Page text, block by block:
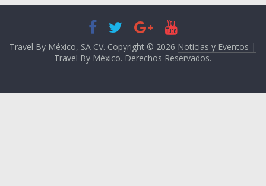
Travel By México, SA CV. Copyright © 2026 Noticias y Eventos |
Travel By México. Derechos Reservados.